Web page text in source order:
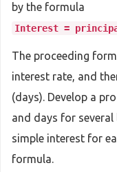
by the formula
Interest =
The proceeding
interest rate, and
(days). Develop a
and days for
simple interest for
formula.